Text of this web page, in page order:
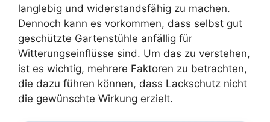
langlebig und widerstandsfähig zu machen.
Dennoch kann es vorkommen, dass selbst gut
geschützte Gartenstühle anfällig für
Witterungseinflüsse sind. Um das zu verstehen,
ist es wichtig, mehrere Faktoren zu betrachten,
die dazu führen können, dass Lackschutz nicht
die gewünschte Wirkung erzielt.